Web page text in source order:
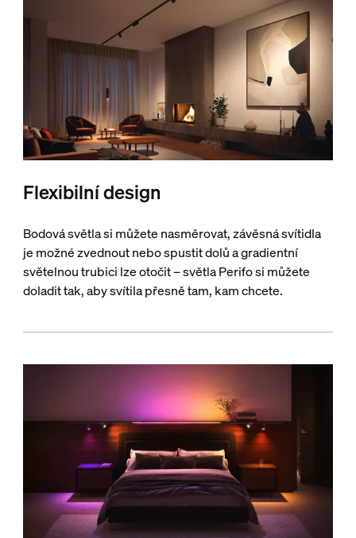
Flexibilní design
Bodová světla si můžete nasměrovat, závěsná svítidla
je možné zvednout nebo spustit dolů a gradientní
světelnou trubici lze otočit – světla Perifo si můžete
doladit tak, aby svítila přesně tam, kam chcete.